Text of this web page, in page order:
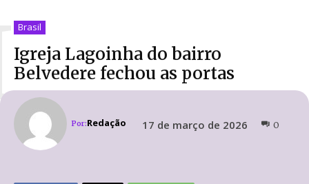
Brasil
Igreja Lagoinha do bairro
Belvedere fechou as portas
Por:Redação 17 de março de 2026 0